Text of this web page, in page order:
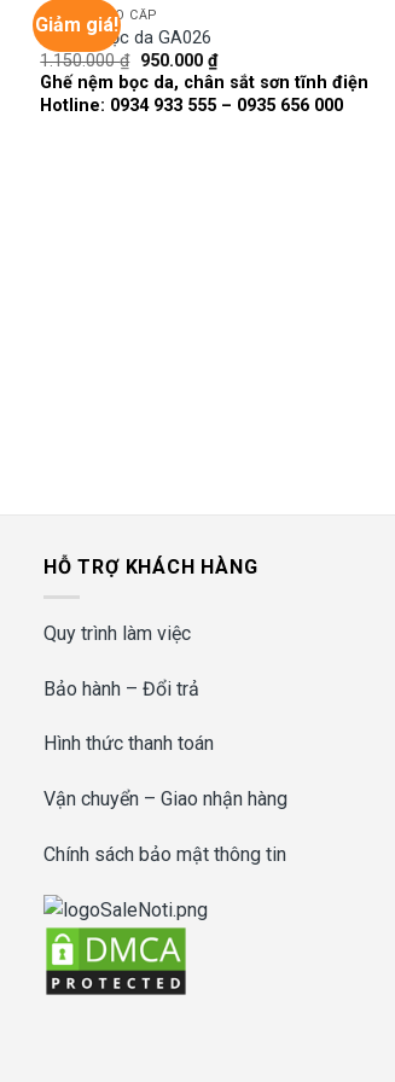
Giảm giá!
wishlist
GHẾ ĂN CAO CẤP
Ghế ăn bọc da GA026
1.150.000₫ Giá
gốc
là:
1.150.000 ₫.
950.000 ₫Giá
hiện
tại
là:
Ghế nệm bọc da, chân sắt sơn tĩnh điện
Hotline: 0934 933 555 – 0935 656 000
HỖ TRỢ KHÁCH HÀNG
Quy trình làm việc
Bảo hành – Đổi trả
Hình thức thanh toán
Vận chuyển – Giao nhận hàng
Chính sách bảo mật thông tin